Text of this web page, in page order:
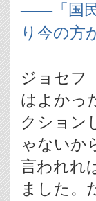
――「国民
り今の方
ジョセフ
はよかっ
クション
ゃないか
言われれ
ました。